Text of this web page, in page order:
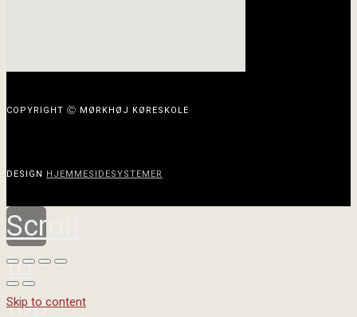
COPYRIGHT Ⓒ MØRKHØJ KØRESKOLE
DESIGN HJEMMESIDESYSTEMER
Scroll
to
top
Skip to content